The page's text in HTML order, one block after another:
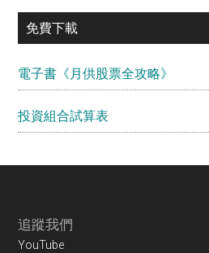
免費下載
電子書《月供股票全攻略》
投資組合試算表
Footer
追蹤我們
YouTube